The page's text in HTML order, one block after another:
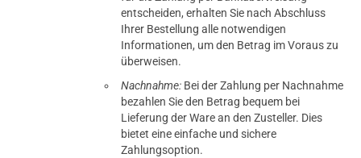
entscheiden, erhalten Sie nach Abschluss
Ihrer Bestellung alle notwendigen
Informationen, um den Betrag im Voraus zu
überweisen.
Nachnahme: Bei der Zahlung per Nachnahme
bezahlen Sie den Betrag bequem bei
Lieferung der Ware an den Zusteller. Dies
bietet eine einfache und sichere
Zahlungsoption.